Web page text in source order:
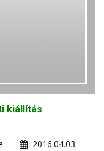
kiállítás
2016.04.03.